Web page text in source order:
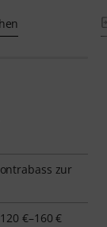
zur
€–160 €